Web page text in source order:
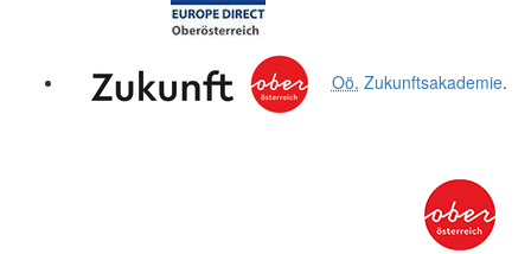
Oö. Zukunftsakademie.